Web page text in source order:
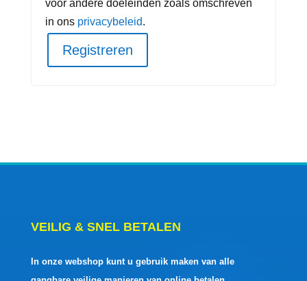
voor andere doeleinden zoals omschreven
in ons privacybeleid.
Registreren
VEILIG & SNEL BETALEN
In onze webshop kunt u gebruik maken van alle